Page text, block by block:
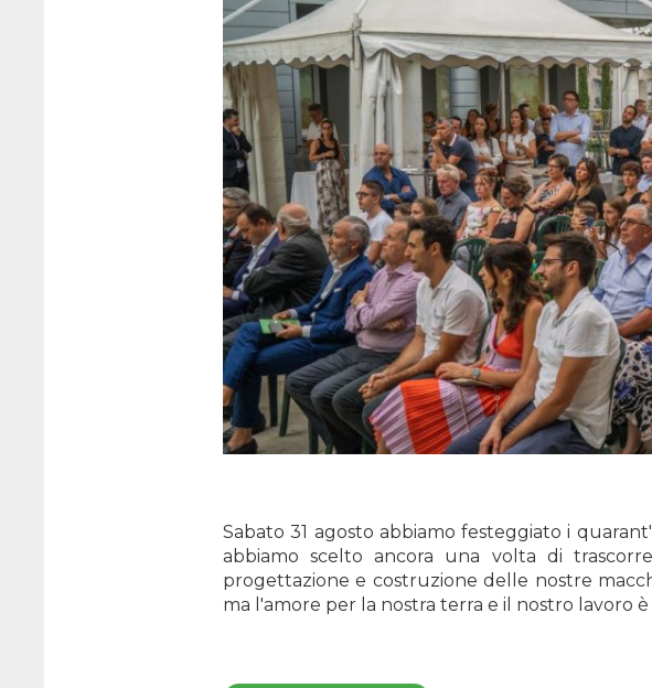
Sabato 31 agosto abbiamo festeggiato i
abbiamo scelto ancora una volta di
progettazione e costruzione delle nostre
ma l'amore per la nostra terra e il nostro lavoro